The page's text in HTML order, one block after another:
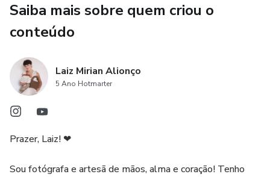
Saiba mais sobre quem criou o
conteúdo
Laiz Mirian Alionço
5 Ano Hotmarter
Prazer, Laiz! ❤
Sou fotógrafa e artesã de mãos, alma e coração! Tenho